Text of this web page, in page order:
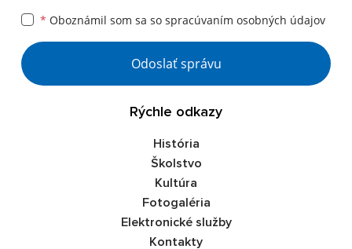
* Oboznámil som sa so spracúvaním osobných údajov
Google reCaptcha Response
Odoslať správu
Rýchle odkazy
História
Školstvo
Kultúra
Fotogaléria
Elektronické služby
Kontakty